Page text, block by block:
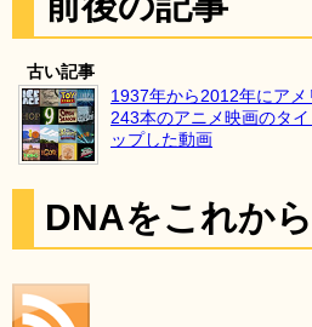
古い記事
1937年から2012年にア
243本のアニメ映画のタ
ップした動画
DNAをこれか